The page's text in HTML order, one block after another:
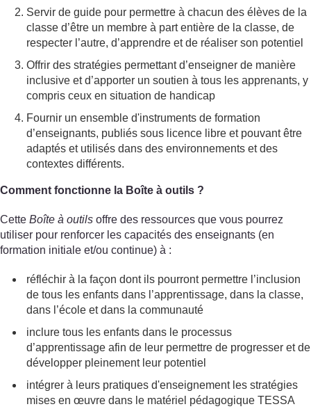
Servir de guide pour permettre à chacun des élèves de la
classe d’être un membre à part entière de la classe, de
respecter l’autre, d’apprendre et de réaliser son potentiel
Offrir des stratégies permettant d’enseigner de manière
inclusive et d’apporter un soutien à tous les apprenants, y
compris ceux en situation de handicap
Fournir un ensemble d'instruments de formation
d’enseignants, publiés sous licence libre et pouvant être
adaptés et utilisés dans des environnements et des
contextes différents.
Comment fonctionne la Boîte à outils ?
Cette Boîte à outils offre des ressources que vous pourrez
utiliser pour renforcer les capacités des enseignants (en
formation initiale et/ou continue) à :
réfléchir à la façon dont ils pourront permettre l’inclusion
de tous les enfants dans l’apprentissage, dans la classe,
dans l’école et dans la communauté
inclure tous les enfants dans le processus
d’apprentissage afin de leur permettre de progresser et de
développer pleinement leur potentiel
intégrer à leurs pratiques d'enseignement les stratégies
mises en œuvre dans le matériel pédagogique TESSA